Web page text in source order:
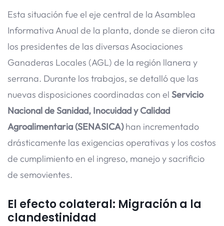
Esta situación fue el eje central de la Asamblea
Informativa Anual de la planta, donde se dieron cita
los presidentes de las diversas Asociaciones
Ganaderas Locales (AGL) de la región llanera y
serrana. Durante los trabajos, se detalló que las
nuevas disposiciones coordinadas con el Servicio
Nacional de Sanidad, Inocuidad y Calidad
Agroalimentaria (SENASICA)han incrementado
drásticamente las exigencias operativas y los costos
de cumplimiento en el ingreso, manejo y sacrificio
de semovientes.
El efecto colateral: Migración a la
clandestinidad